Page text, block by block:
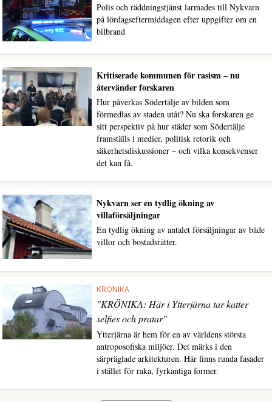
Polis och räddningstjänst larmades till Nykvarn
på lördagseftermiddagen efter uppgifter om en
bilbrand
Kritiserade kommunen för rasism – nu
återvänder forskaren
Hur påverkas Södertälje av bilden som
förmedlas av staden utåt? Nu ska forskaren ge
sitt perspektiv på hur städer som Södertälje
framställs i medier, politisk retorik och
säkerhetsdiskussioner – och vilka konsekvenser
det kan få.
Nykvarn ser en tydlig ökning av
villaförsäljningar
En tydlig ökning av antalet försäljningar av både
villor och bostadsrätter.
KRÖNIKA
"KRÖNIKA: Här i Ytterjärna tar katter
selfies och pratar"
Ytterjärna är hem för en av världens största
antroposofiska miljöer. Det märks i den
särpräglade arkitekturen. Här finns runda fasader
i stället för raka, fyrkantiga former.